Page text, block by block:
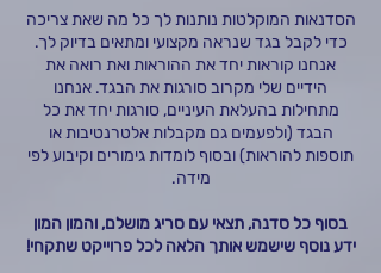
הסדנאות המוקלטות נותנות לך כל מה שאת צריכה
כדי לקבל בגד שנראה מקצועי ומתאים בדיוק לך.
אנחנו קוראות יחד את ההוראות ואת רואה את
הידיים שלי מקרוב סורגות את הבגד. אנחנו
מתחילות בהעלאת העיניים, סורגות יחד את כל
הבגד (ולפעמים גם מקבלות אלטרנטיבות או
תוספות להוראות) ובסוף לומדות גימורים וקיבוע לפי
מידה.
בסוף כל סדנה, תצאי עם סריג מושלם, והמון המון
ידע נוסף שישמש אותך הלאה לכל פרוייקט שתקחי!